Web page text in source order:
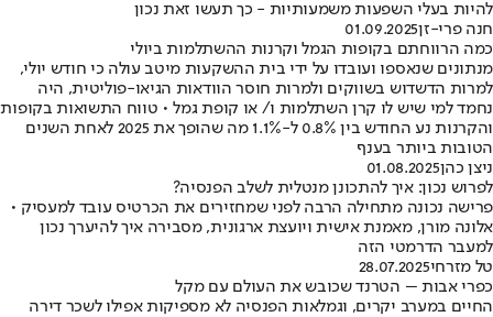
להיות בעלי השפעות משמעותיות - כך תעשו זאת נכון
חנה פרי-זן01.09.2025
כמה הרווחתם בקופות הגמל וקרנות ההשתלמות ביולי
מנתונים שנאספו ועובדו על ידי בית ההשקעות מיטב עולה כי חודש יולי,
למרות הדשדוש בשווקים ולמרות חוסר הוודאות הגיאו-פוליטית, היה
נחמד למי שיש לו קרן השתלמות ו/ או קופת גמל • טווח התשואות בקופות
והקרנות נע החודש בין 0.8% ל-1.1% מה שהופך את 2025 לאחת השנים
הטובות ביותר בענף
ניצן כהן01.08.2025
לפרוש נכון: איך להתכונן מנטלית לשלב הפנסיה?
פרישה נכונה מתחילה הרבה לפני שמחזירים את הכרטיס עובד למעסיק •
אלונה מורן, מאמנת אישית ויועצת ארגונית, מסבירה איך להיערך נכון
למעבר הדרמטי הזה
טל מזרחי28.07.2025
כפרי אבות – הטרנד שכובש את העולם עם מקל
החיים במערב יקרים, וגמלאות הפנסיה לא מספיקות אפילו לשכר דירה